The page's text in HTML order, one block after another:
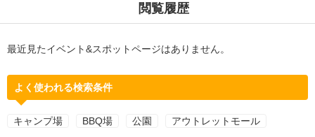
閲覧履歴
最近見たイベント&スポットページはありません。
よく使われる検索条件
キャンプ場 BBQ場 公園 アウトレットモール